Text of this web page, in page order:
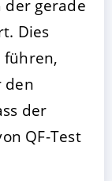
der gerade
Dies
führen,
den
der
QF-Test